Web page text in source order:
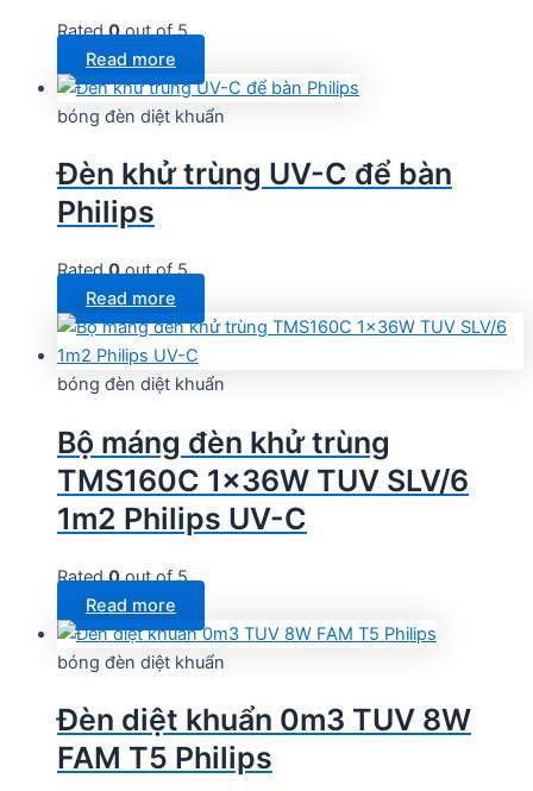
Rated0out of 5
Read more
bóng đèn diệt khuẩn
Đèn khử trùng UV-C để bàn
Philips
Rated0out of 5
Read more
bóng đèn diệt khuẩn
Bộ máng đèn khử trùng
TMS160C 1x36W TUV SLV/6
1m2 Philips UV-C
Rated0out of 5
Read more
bóng đèn diệt khuẩn
Đèn diệt khuẩn 0m3 TUV 8W
FAM T5 Philips